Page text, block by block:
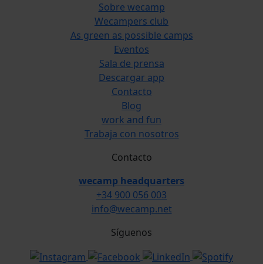
Sobre wecamp
Wecampers club
As green as possible camps
Eventos
Sala de prensa
Descargar app
Contacto
Blog
work and fun
Trabaja con nosotros
Contacto
wecamp headquarters
+34 900 056 003
info@wecamp.net
Síguenos